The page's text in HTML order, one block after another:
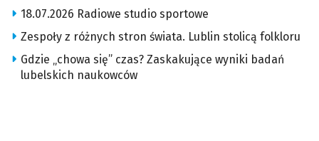
18.07.2026 Radiowe studio sportowe
Zespoły z różnych stron świata. Lublin stolicą folkloru
Gdzie „chowa się” czas? Zaskakujące wyniki badań
lubelskich naukowców